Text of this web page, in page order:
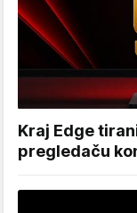
Kraj Edge
pregledaču